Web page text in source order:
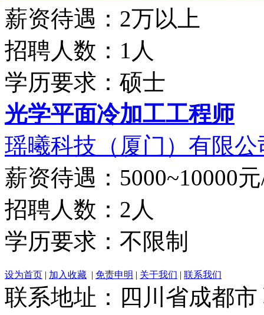
薪资待遇：2万以上
招聘人数：1人
学历要求：硕士
光学平面冷加工工程师
瑶曦科技（厦门）有限公
薪资待遇：5000~10000
招聘人数：2人
学历要求：不限制
设为首页 | 加入收藏 | 免责申明 | 关于我们 | 联系我们
联系地址：四川省成都市